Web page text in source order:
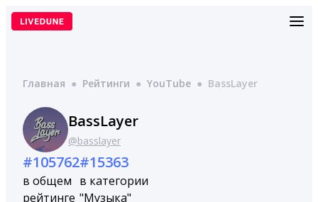
Перейти
Главная ● Рейтинги ● YouTube ● BassLayer
BassLayer
@basslayer
#105762
в общем
рейтинге
#15363
в категории
"Музыка"